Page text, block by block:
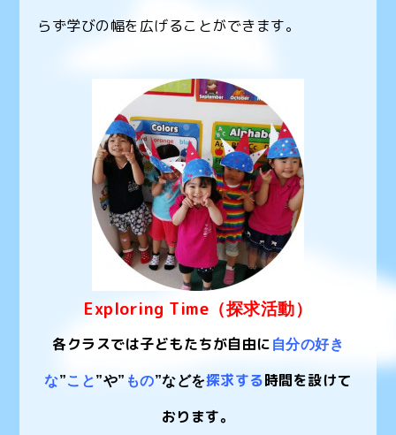
らず学びの幅を広げることができます。
Exploring Time （探求活動）
各クラスでは子どもたちが自由に 自分の好き
な”こと”や” もの”などを探求する時間を設けて
おります。